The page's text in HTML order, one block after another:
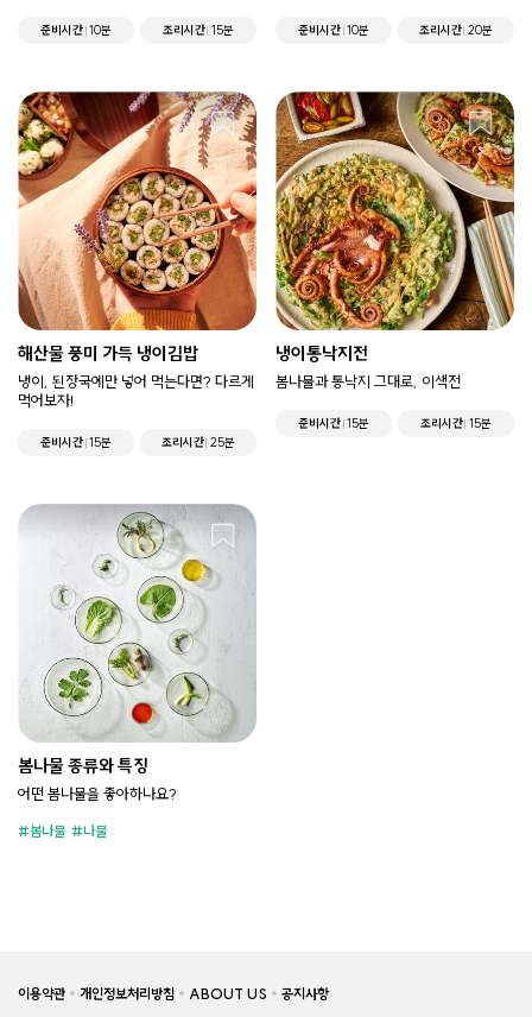
준비시간 10분 조리시간 15분 준비시간 10분 조리시간 20분
해산물 풍미 가득 냉이김밥
냉이, 된장국에만 넣어 먹는다면? 다르게
먹어보자!
준비시간 15분 조리시간 25분
냉이통낙지전
봄나물과 통낙지 그대로, 이색전
준비시간 15분 조리시간 15분
봄나물 종류와 특징
어떤 봄나물을 좋아하나요?
봄나물 나물
이용약관 개인정보처리방침 ABOUT US 공지사항